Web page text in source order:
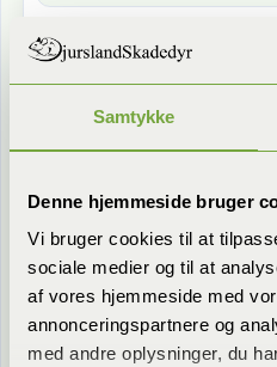
Samtykke
Denne hjemmeside bruger
Vi bruger cookies til at
sociale medier og til at
af vores hjemmeside med
annonceringspartnere og
med andre oplysninger, du
Hvorfor kan
Hvordan undgår jeg,
til resten af boligen?
Vil du have sparring på din
konkrete sag?